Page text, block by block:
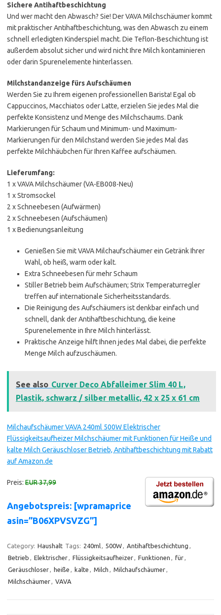
Sichere Antihaftbeschichtung
Und wer macht den Abwasch? Sie! Der VAVA Milchschäumer kommt
mit praktischer Antihaftbeschichtung, was den Abwasch zu einem
schnell erledigten Kinderspiel macht. Die Teflon-Beschichtung ist
außerdem absolut sicher und wird nicht Ihre Milch kontaminieren
oder darin Spurenelemente hinterlassen.
Milchstandanzeige fürs Aufschäumen
Werden Sie zu Ihrem eigenen professionellen Barista! Egal ob
Cappuccinos, Macchiatos oder Latte, erzielen Sie jedes Mal die
perfekte Konsistenz und Menge des Milchschaums. Dank
Markierungen für Schaum und Minimum- und Maximum-
Markierungen für den Milchstand werden Sie jedes Mal das
perfekte Milchhäubchen für Ihren Kaffee aufschäumen.
Lieferumfang:
1 x VAVA Milchschäumer (VA-EB008-Neu)
1 x Stromsockel
2 x Schneebesen (Aufwärmen)
2 x Schneebesen (Aufschäumen)
1 x Bedienungsanleitung
Genießen Sie mit VAVA Milchaufschäumer ein Getränk Ihrer
Wahl, ob heiß, warm oder kalt.
Extra Schneebesen für mehr Schaum
Stiller Betrieb beim Aufschäumen; Strix Temperaturregler
treffen auf internationale Sicherheitsstandards.
Die Reinigung des Aufschäumers ist denkbar einfach und
schnell, dank der Antihaftbeschichtung, die keine
Spurenelemente in Ihre Milch hinterlässt.
Praktische Anzeige hilft Ihnen jedes Mal dabei, die perfekte
Menge Milch aufzuschäumen.
See also Curver Deco Abfalleimer Slim 40 L,
Plastik, schwarz / silber metallic, 42 x 25 x 61 cm
Milchaufschäumer VAVA 240ml 500W Elektrischer
Flüssigkeitsaufheizer Milchschäumer mit Funktionen für Heiße und
kalte Milch Geräuschloser Betrieb, Antihaftbeschichtung mit Rabatt
auf Amazon.de
Preis: EUR 37,99
Angebotspreis: [wpramaprice
asin=”B06XPVSVZG”]
Category: Haushalt Tags: 240ml, 500W, Antihaftbeschichtung ,
Betrieb , Elektrischer, Flüssigkeitsaufheizer, Funktionen , für,
Geräuschloser, heiße , kalte , Milch , Milchaufschäumer,
Milchschäumer, VAVA